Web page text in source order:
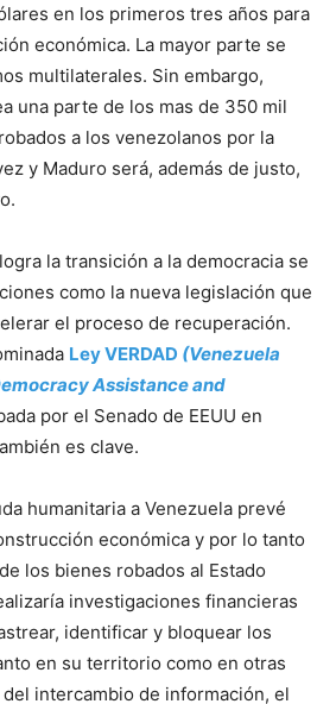
en los primeros tres años para
económica. La mayor parte se
multilaterales. Sin embargo,
una parte de los mas de 350 mil
a los venezolanos por la
y Maduro será, además de justo,
la transición a la democracia se
como la nueva legislación que
el proceso de recuperación.
Ley VERDAD (Venezuela
Assistance and
por el Senado de EEUU en
es clave.
humanitaria a Venezuela prevé
económica y por lo tanto
los bienes robados al Estado
investigaciones financieras
identificar y bloquear los
en su territorio como en otras
intercambio de información, el